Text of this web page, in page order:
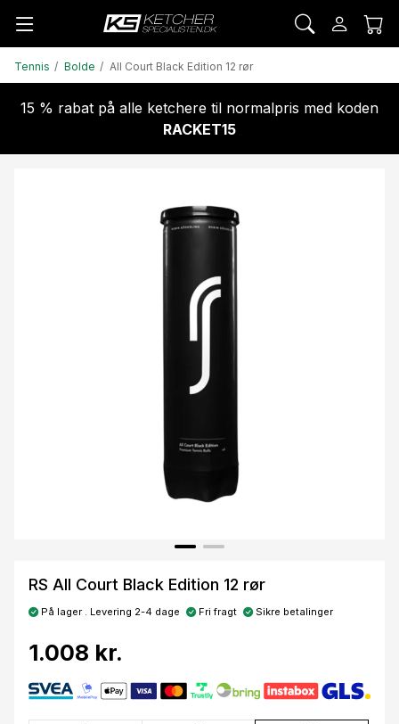
Tennis Bolde All Court Black Edition 12 rør
15 % rabat på alle ketchere til normalpris med koden
RACKET15
RS All Court Black Edition 12 rør
På lager . Levering 2-4 dage Fri fragt Sikre betalinger
1.008 kr.